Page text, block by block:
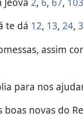
te dá 12, 13, 24,
assim
para nos
boas novas do